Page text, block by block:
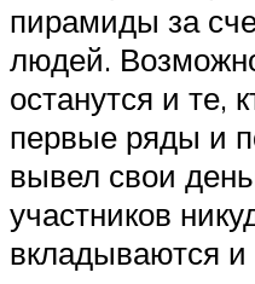
пирамиды за
людей.
останутся и те,
первые ряды и
вывел свои
участников
вкладываются и